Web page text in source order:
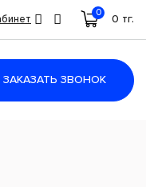
0
0 тг.
ЗАКАЗАТЬ ЗВОНОК